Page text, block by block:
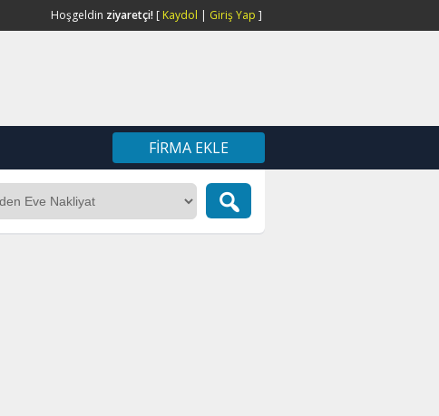
Hoşgeldin ziyaretçi! [ Kaydol | Giriş Yap ]
FIRMA EKLE